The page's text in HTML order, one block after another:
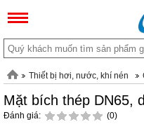
Thiết bị hơi, nước, khí nén
Mặt bích thép DN65,
Đánh giá: (0)